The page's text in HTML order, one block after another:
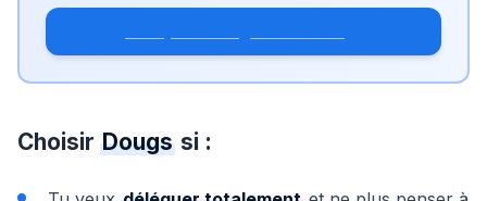
Choisir Dougs si :